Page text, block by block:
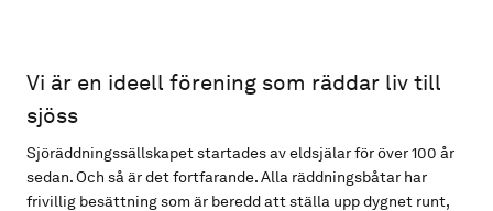
Vi är en ideell förening som räddar liv till
sjöss
Sjöräddningssällskapet startades av eldsjälar för över 100 år
sedan. Och så är det fortfarande. Alla räddningsbåtar har
frivillig besättning som är beredd att ställa upp dygnet runt,